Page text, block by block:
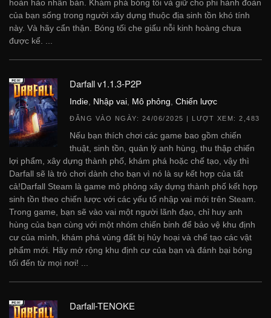
hoàn hảo nhân bản. Khám phá bóng tối và giữ cho phi hành đoàn
của bạn sống trong người xây dựng thuộc địa sinh tồn khó tính
này. Và hãy cẩn thận. Bóng tối che giấu nỗi kinh hoàng chưa
được kể. ...
Darfall v1.1.3-P2P
Indie Nhập vai Mô phỏng Chiến lược
ĐĂNG VÀO NGÀY: 24/06/2025 | LƯỢT XEM: 2,483
Nếu bạn thích chơi các game bao gồm chiến
thuật, sinh tồn, quản lý anh hùng, thu thập chiến
lợi phẩm, xây dựng thành phố, khám phá hoặc chế tạo, vậy thì
Darfall sẽ là trò chơi dành cho bạn vì nó là sự kết hợp của tất
cả!Darfall Steam là game mô phỏng xây dựng thành phố kết hợp
sinh tồn theo chiến lược với các yếu tố nhập vai mới trên Steam.
Trong game, bạn sẽ vào vai một người lãnh đạo, chỉ huy anh
hùng của bạn cùng với một nhóm chiến binh để bảo vệ khu định
cư của mình, khám phá vùng đất bị hủy hoại và chế tạo các vật
phẩm mới. Hãy mở rộng khu định cư của bạn và đánh bại bóng
tối đến từ mọi nơi! ...
Darfall-TENOKE